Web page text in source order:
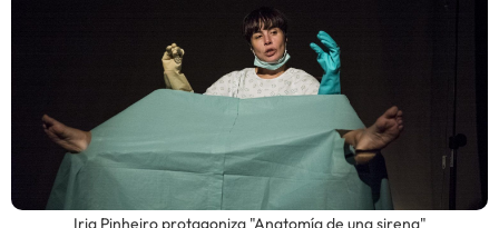
Iria Pinheiro protagoniza "Anatomía de una sirena"